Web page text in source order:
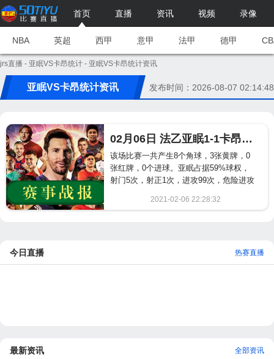
首页 直播 资讯 视频 录像
NBA 英超 西甲 意甲 法甲 德甲
jrs直播 - 亚眠VS卡昂统计 - 亚眠VS卡昂统计资讯
亚眠VS卡昂统计资讯 发布时间：2026-08-07 02:14:48
02月06日 法乙亚眠1-1卡昂完赛战报
该场比赛一共产生8个角球，3张黄牌，0
张红牌，0个进球。亚眠占据59%球权，
射门5次，射正1次，进攻99次，危险进攻
正2次，进攻87次，危险进攻55次。...
2021-02-06 22:28:32
2070
今日直播 热赛直播
最新资讯 全部资讯